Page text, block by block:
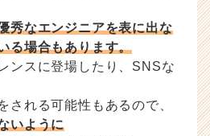
秀なエンジニアを表に出な
る場合もあります。
ンスに登場したり、SNSな
される可能性もあるので、
いように